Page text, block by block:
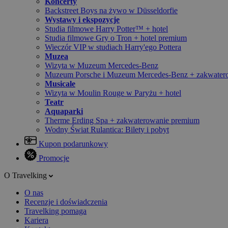
Backstreet Boys na żywo w Düsseldorfie
Wystawy i ekspozycje
Studia filmowe Harry Potter™ + hotel
Studia filmowe Gry o Tron + hotel premium
Wieczór VIP w studiach Harry'ego Pottera
Muzea
Wizyta w Muzeum Mercedes-Benz
Muzeum Porsche i Muzeum Mercedes-Benz +
Musicale
Wizyta w Moulin Rouge w Paryżu + hotel
Teatr
Aquaparki
Therme Erding Spa + zakwaterowanie premium
Wodny Świat Rulantica: Bilety i pobyt
Kupon podarunkowy
Promocje
O Travelking
O nas
Recenzje i doświadczenia
Travelking pomaga
Kariera